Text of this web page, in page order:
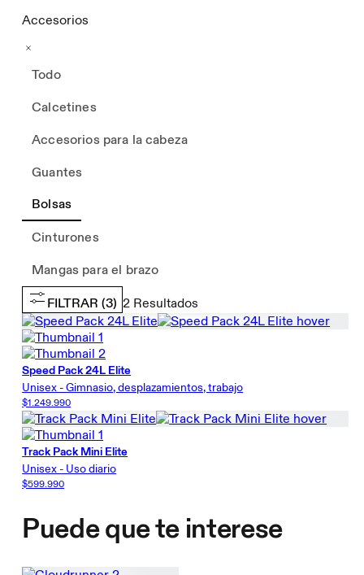
Accesorios
Todo
Calcetines
Accesorios para la cabeza
Guantes
Bolsas
Cinturones
Mangas para el brazo
FILTRAR (3) 2 Resultados
Speed Pack 24L Elite
Unisex - Gimnasio, desplazamientos, trabajo
$1.249.990
Track Pack Mini Elite
Unisex - Uso diario
$599.990
Puede que te interese